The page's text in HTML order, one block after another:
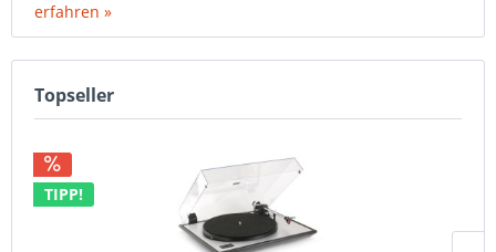
erfahren »
Topseller
TIPP!